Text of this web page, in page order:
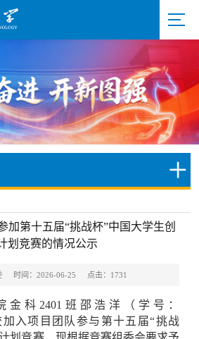
加第十五届“挑战杯”中国大学生创
划竞赛的情况公示
时间：2026-06-25 点击： 1731
金科2401班邵浩洋（学号：
加入项目团队参与第十五届“挑战